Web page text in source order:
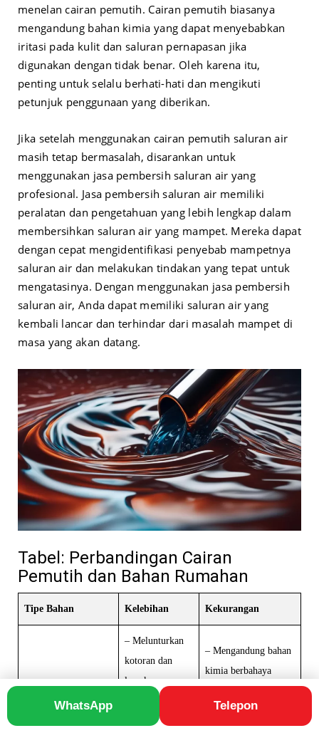
menelan cairan pemutih. Cairan pemutih biasanya
mengandung bahan kimia yang dapat menyebabkan
iritasi pada kulit dan saluran pernapasan jika
digunakan dengan tidak benar. Oleh karena itu,
penting untuk selalu berhati-hati dan mengikuti
petunjuk penggunaan yang diberikan.
Jika setelah menggunakan cairan pemutih saluran air
masih tetap bermasalah, disarankan untuk
menggunakan jasa pembersih saluran air yang
profesional. Jasa pembersih saluran air memiliki
peralatan dan pengetahuan yang lebih lengkap dalam
membersihkan saluran air yang mampet. Mereka dapat
dengan cepat mengidentifikasi penyebab mampetnya
saluran air dan melakukan tindakan yang tepat untuk
mengatasinya. Dengan menggunakan jasa pembersih
saluran air, Anda dapat memiliki saluran air yang
kembali lancar dan terhindar dari masalah mampet di
masa yang akan datang.
Tabel: Perbandingan Cairan
Pemutih dan Bahan Rumahan
Tipe Bahan Kelebihan Kekurangan
Cairan Pemutih
– Melunturkan
kotoran dan
lemak secara
– Cepat dan
– Mengandung bahan
kimia berbahaya
perhatian dan
WhatsApp Telepon